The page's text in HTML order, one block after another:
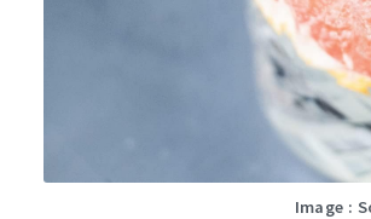
Image :